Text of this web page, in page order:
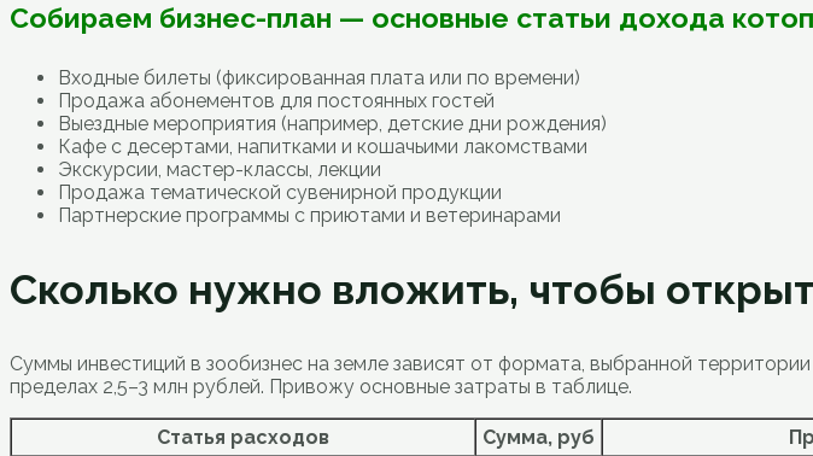
Собираем бизнес-план — основные статьи дохода
Входные билеты (фиксированная плата или по времени)
Продажа абонементов для постоянных гостей
Выездные мероприятия (например, детские дни рождения)
Кафе с десертами, напитками и кошачьими лакомствами
Экскурсии, мастер-классы, лекции
Продажа тематической сувенирной продукции
Партнерские программы с приютами и ветеринарами
Сколько нужно вложить, чтобы
Суммы инвестиций в зообизнес на земле зависят от формата, выбранной
пределах 2,5–3 млн рублей. Привожу основные затраты в таблице.
Статья расходов Сумма, руб